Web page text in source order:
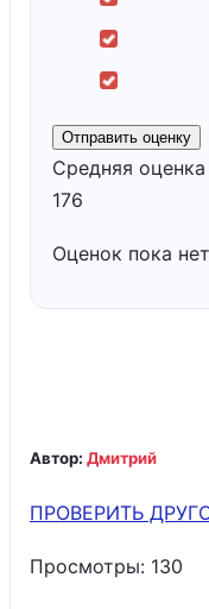
Отправить оценку
Средняя оценка
176
Оценок пока
Автор: Дмитрий
ПРОВЕРИТЬ
Просмотры: 130